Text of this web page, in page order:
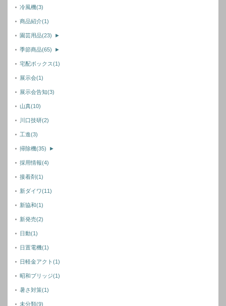
冷風機(3)
商品紹介(1)
園芸用品(23) ►
季節商品(65) ►
宅配ボックス(1)
展示会(1)
展示会告知(3)
山真(10)
川口技研(2)
工進(3)
掃除機(35) ►
採用情報(4)
接着剤(1)
新ダイワ(11)
新協和(1)
新発売(2)
日動(1)
日置電機(1)
日軽金アクト(1)
昭和ブリッジ(1)
暑さ対策(1)
未分類(9)